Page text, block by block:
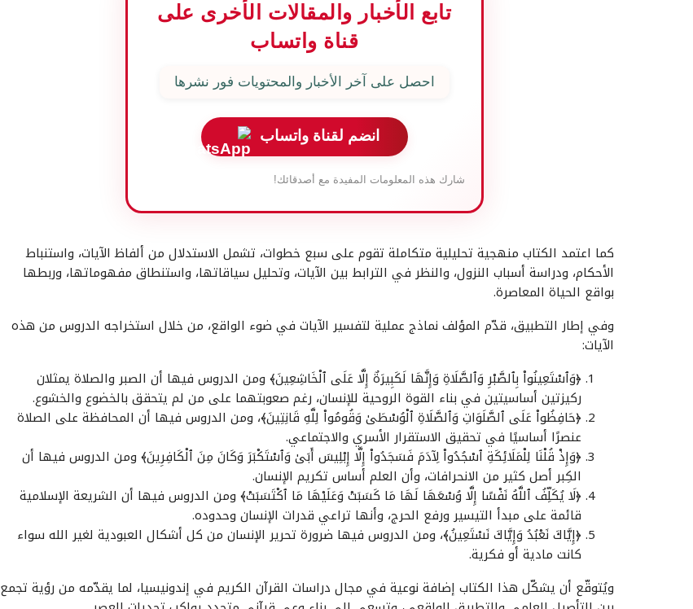
تابع الأخبار والمقالات الأخرى على
قناة واتساب
احصل على آخر الأخبار والمحتويات فور نشرها
انضم لقناة واتساب
شارك هذه المعلومات المفيدة مع أصدقائك!
كما اعتمد الكتاب منهجية تحليلية متكاملة تقوم على سبع خطوات، تشمل الاستدلال من ألفاظ الآيات، واستنباط
الأحكام، ودراسة أسباب النزول، والنظر في الترابط بين الآيات، وتحليل سياقاتها، واستنطاق مفهوماتها، وربطها
بواقع الحياة المعاصرة.
وفي إطار التطبيق، قدّم المؤلف نماذج عملية لتفسير الآيات في ضوء الواقع، من خلال استخراجه الدروس من هذه
الآيات:
﴿وَٱسْتَعِينُواْ بِٱلصَّبْرِ وَٱلصَّلَاةِ وَإِنَّهَا لَكَبِيرَةٌ إِلَّا عَلَى ٱلْخَاشِعِينَ﴾ ومن الدروس فيها أن الصبر والصلاة يمثلان
ركيزتين أساسيتين في بناء القوة الروحية للإنسان، رغم صعوبتهما على من لم يتحقق بالخضوع والخشوع.
﴿حَافِظُواْ عَلَى ٱلصَّلَوَاتِ وَٱلصَّلَاةِ ٱلْوُسْطَىٰ وَقُومُواْ لِلَّهِ قَانِتِينَ﴾، ومن الدروس فيها أن المحافظة على الصلاة
عنصرًا أساسيًا في تحقيق الاستقرار الأسري والاجتماعي.
﴿وَإِذْ قُلْنَا لِلْمَلَائِكَةِ ٱسْجُدُواْ لِآدَمَ فَسَجَدُواْ إِلَّا إِبْلِيسَ أَبَىٰ وَٱسْتَكْبَرَ وَكَانَ مِنَ ٱلْكَافِرِينَ﴾ ومن الدروس فيها أن
الكِبر أصل كثير من الانحرافات، وأن العلم أساس تكريم الإنسان.
﴿لَا يُكَلِّفُ ٱللَّهُ نَفْسًا إِلَّا وُسْعَهَا لَهَا مَا كَسَبَتْ وَعَلَيْهَا مَا ٱكْتَسَبَتْ﴾ ومن الدروس فيها أن الشريعة الإسلامية
قائمة على مبدأ التيسير ورفع الحرج، وأنها تراعي قدرات الإنسان وحدوده.
﴿إِيَّاكَ نَعْبُدُ وَإِيَّاكَ نَسْتَعِينُ﴾، ومن الدروس فيها ضرورة تحرير الإنسان من كل أشكال العبودية لغير الله سواء
كانت مادية أو فكرية.
ويُتوقّع أن يشكّل هذا الكتاب إضافة نوعية في مجال دراسات القرآن الكريم في إندونيسيا، لما يقدّمه من رؤية تجمع